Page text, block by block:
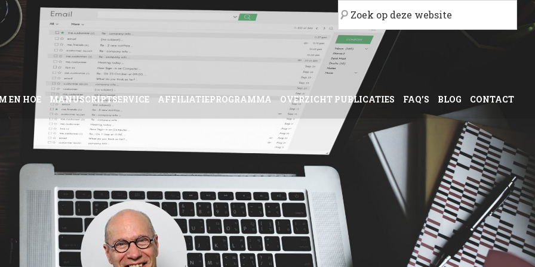
Zoek
op
deze
website
EN HOE MANUSCRIPTSERVICE AFFILIATIEPROGRAMMA OVERZICHT PUBLICATIES FAQ’S BLOG CONTACT